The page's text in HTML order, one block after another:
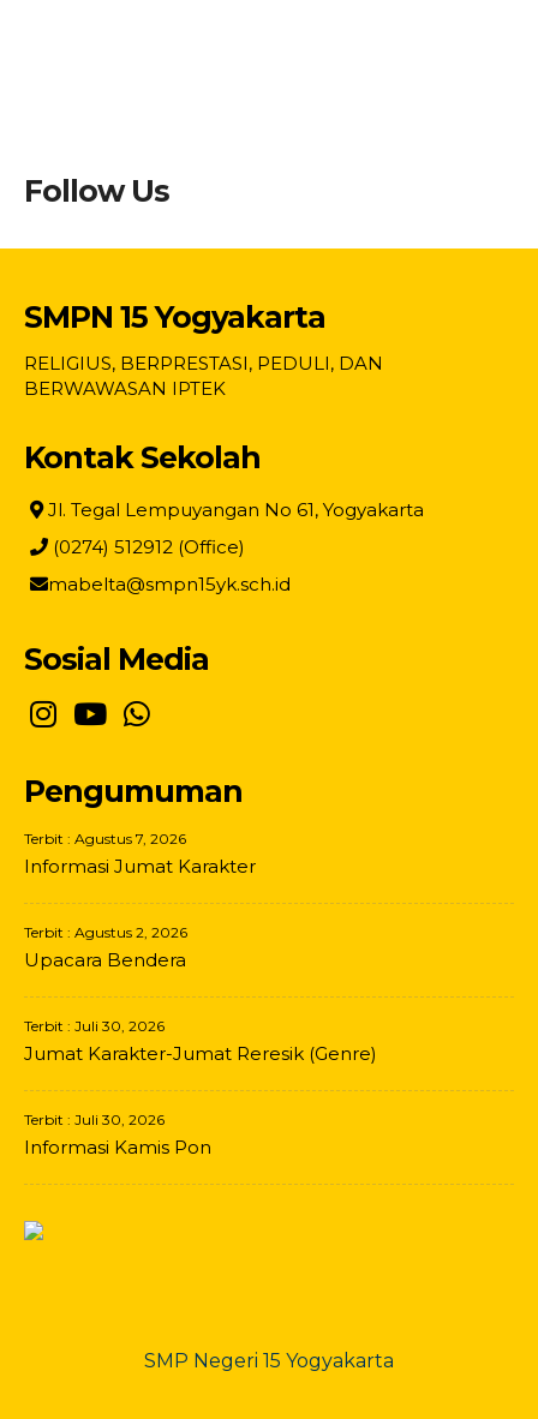
Follow Us
SMPN 15 Yogyakarta
RELIGIUS, BERPRESTASI, PEDULI, DAN
BERWAWASAN IPTEK
Kontak Sekolah
Jl. Tegal Lempuyangan No 61, Yogyakarta
(0274) 512912 (Office)
mabelta@smpn15yk.sch.id
Sosial Media
Pengumuman
Terbit : Agustus 7, 2026
Informasi Jumat Karakter
Terbit : Agustus 2, 2026
Upacara Bendera
Terbit : Juli 30, 2026
Jumat Karakter-Jumat Reresik (Genre)
Terbit : Juli 30, 2026
Informasi Kamis Pon
SMP Negeri 15 Yogyakarta